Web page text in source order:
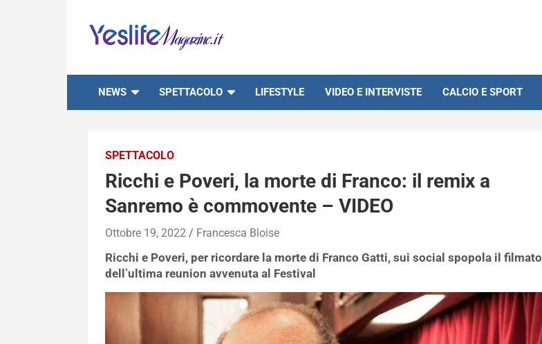
content
NEWS SPETTACOLO LIFESTYLE VIDEO E INTERVISTE CALCIO E SPORT
SPETTACOLO
Ricchi e Poveri, la morte di Franco: il remix a
Sanremo è commovente – VIDEO
Ottobre 19, 2022 Francesca Bloise
Ricchi e Poveri, per ricordare la morte di Franco Gatti, sui social spopola il filmato
dell’ultima reunion avvenuta al Festival